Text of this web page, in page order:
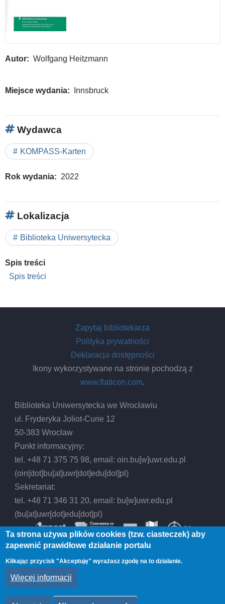
Autor Wolfgang Heitzmann
Miejsce wydania Innsbruck
Wydawca
KOMPASS-Karten
Rok wydania 2022
Lokalizacja
Biblioteka Uniwersytecka
Spis treści
Spis treści
Zapytaj bibliotekarza
Polityka prywatności
Deklaracja dostępności
Ikony wykorzystywane na stronie pochodzą z
www.flaticon.com.
Biblioteka Uniwersytecka we Wrocławiu
ul. Fryderyka Joliot-Curie 12
50-383 Wrocław
Punkt informacyjny:
tel. +48 71 375 75 98, email:oin.bu[w]uwr.edu.pl
(oin[dot]bu[at]uwr[dot]edu[dot]pl)
Sekretariat:
tel. +48 71 346 31 20, email: bu[w]uwr.edu.pl
(bu[at]uwr[dot]edu[dot]pl)
© 2026 Biblioteka Uniwersytecka we Wrocławiu,
All rights reserved.
Ta strona używa plików cookies (tzw. ciasteczek) aby
zapewnić prawidłowe działanie portalu
Klikając przycisk "Akceptuję" wyrażasz zgodę na to działanie.
Więcej informacji